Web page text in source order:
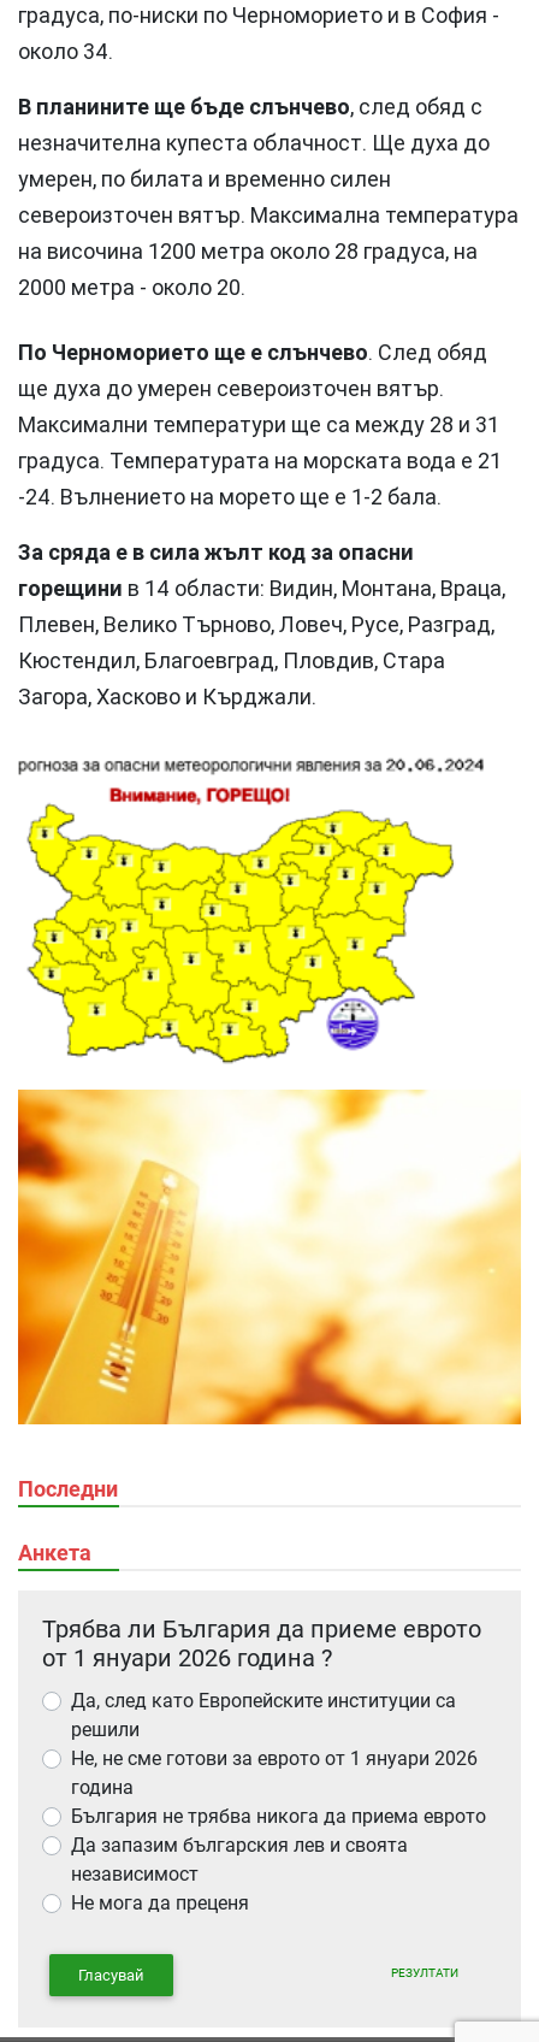
градуса, по-ниски по Черноморието и в София -
около 34.
В планините ще бъде слънчево, след обяд с
незначителна купеста облачност. Ще духа до
умерен, по билата и временно силен
североизточен вятър. Максимална температура
на височина 1200 метра около 28 градуса, на
2000 метра - около 20.
По Черноморието ще е слънчево. След обяд
ще духа до умерен североизточен вятър.
Максимални температури ще са между 28 и 31
градуса. Температурата на морската вода е 21
-24. Вълнението на морето ще е 1-2 бала.
За сряда е в сила жълт код за опасни
горещини в 14 области: Видин, Монтана, Враца,
Плевен, Велико Търново, Ловеч, Русе, Разград,
Кюстендил, Благоевград, Пловдив, Стара
Загора, Хасково и Кърджали.
Последни
Анкета
Трябва ли България да приеме еврото
от 1 януари 2026 година ?
Да, след като Европейските институции са
решили
Не, не сме готови за еврото от 1 януари 2026
година
България не трябва никога да приема еврото
Да запазим българския лев и своята
независимост
Не мога да преценя
Гласувай РЕЗУЛТАТИ